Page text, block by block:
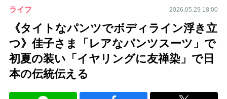
ライフ 2026.05.29 18:00
《タイトなパンツでボディライン浮き立
つ》佳子さま「レアなパンツスーツ」で
初夏の装い「イヤリングに友禅染」で日
本の伝統伝える